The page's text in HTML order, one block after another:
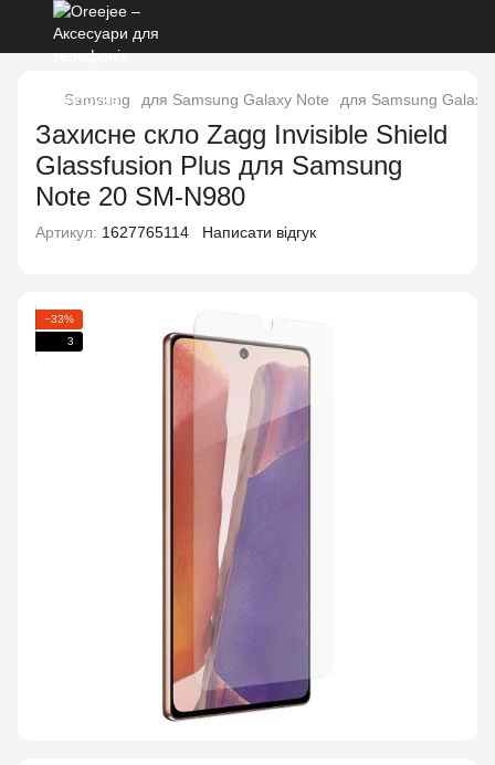
Samsung для Samsung Galaxy Note для Samsung Galaxy
Захисне скло Zagg Invisible Shield
Glassfusion Plus для Samsung
Note 20 SM-N980
Артикул: 1627765114 Написати відгук
−33%
3